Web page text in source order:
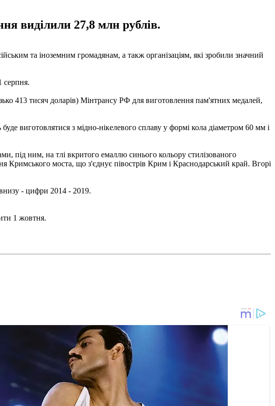
виділили 27,8 млн рублів.
та іноземним громадянам, а такж організаціям, які зробили значний
серпня.
413 тисяч доларів) Мінтрансу РФ для виготовлення пам'ятних медалей,
виготовлятися з мідно-нікелевого сплаву у формі кола діаметром 60 мм і
під ним, на тлі вкритого емаллю синього кольору стилізованого
Кримського моста, що з'єднує півострів Крим і Краснодарський край. Вгорі
- цифри 2014 - 2019.
1 жовтня.